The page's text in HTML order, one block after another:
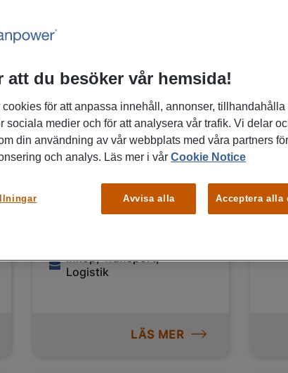
SE
JOBB
04/07/2026
Lagermedarbetare
med truckkort sökes
till Rosersberg
Inköp, Transport,
Logistik
LÄS MER
02/
att du besöker vår hemsida!
för att anpassa innehåll, annonser, tillhandahålla
sociala medier och för att analysera vår trafik. Vi delar
din användning av vår webbplats med våra partners
och analys. Läs mer i vårCookie Notice
Avvisa alla Acceptera alla